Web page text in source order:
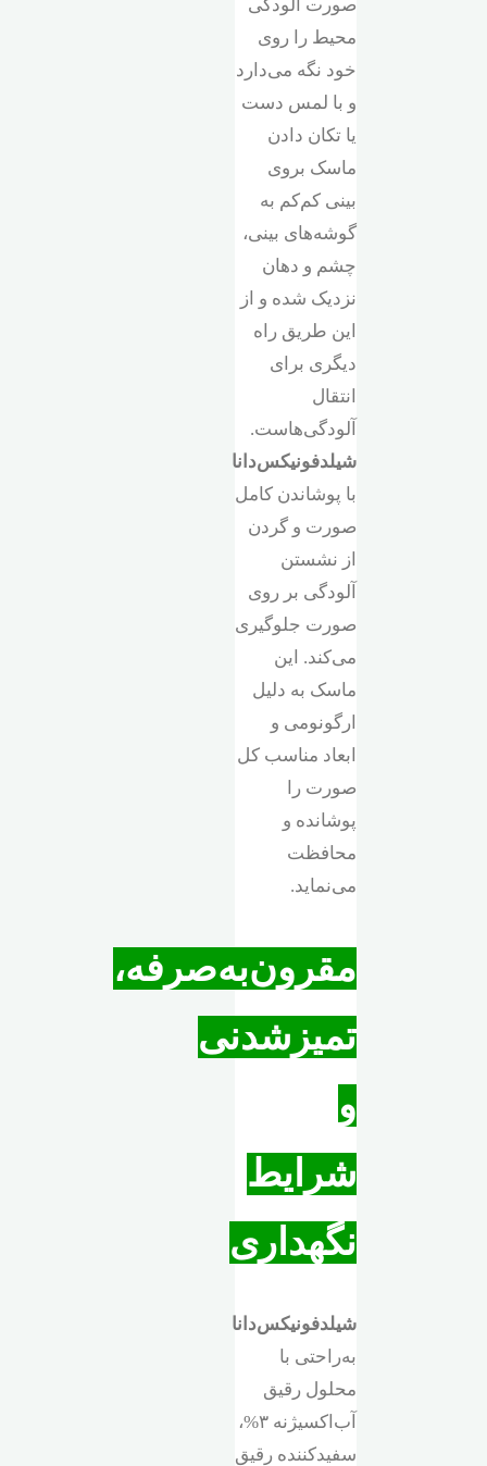
صورت آلودگی
محیط را روی
خود نگه می‌دارد
و با لمس دست
یا تکان دادن
ماسک بروی
بینی کم‌کم به
گوشه‌های بینی،
چشم و دهان
نزدیک شده و از
این طریق راه
دیگری برای
انتقال
آلودگی‌هاست.
شیلد‌فونیکس‌دانا
با پوشاندن کامل
صورت و گردن
از نشستن
آلودگی بر روی
صورت جلوگیری
می‌کند. این
ماسک به دلیل
ارگونومی و
ابعاد مناسب کل
صورت را
پوشانده و
محافظت
می‌نماید.
مقرون‌به‌صرفه،
تمیزشدنی
و
شرایط
نگهداری
شیلد‌فونیکس‌دانا
به‌راحتی با
محلول رقیق
آب‌اکسیژنه ۳%،
سفیدکننده رقیق